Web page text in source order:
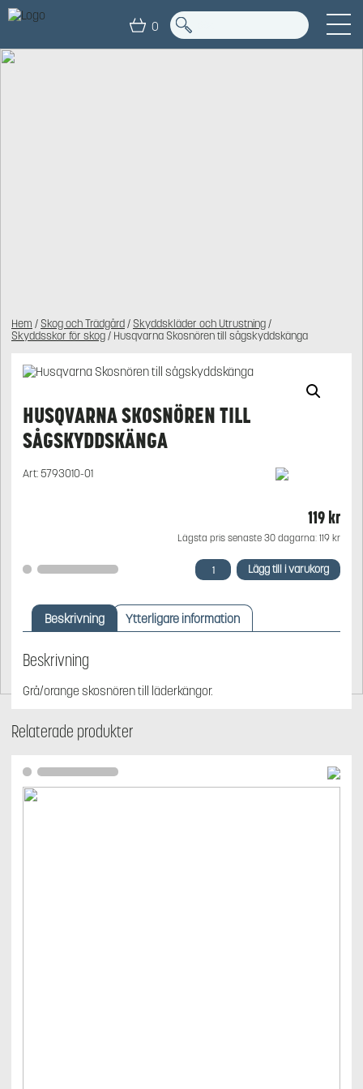
0
Hem / Skog och Trädgård/ Skyddskläder och Utrustning/
Skyddsskor för skog/ Husqvarna Skosnören till sågskyddskänga
HUSQVARNA SKOSNÖREN TILL
SÅGSKYDDSKÄNGA
Art:5793010-01
119kr
Lägsta pris senaste 30 dagarna: 119 kr
Husqvarna
Skosnören
sågskyddskänga
mängd
Lägg till i varukorg
Beskrivning Ytterligare information
Beskrivning
Grå/orange skosnören till läderkängor.
Relaterade produkter